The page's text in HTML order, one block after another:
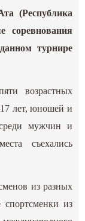
(Республика
соревнования
турнире
возрастных
лет, юношей и
мужчин и
съехались
из разных
из